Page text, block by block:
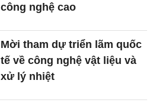
công nghệ cao
Mời tham dự triển lãm quốc
tế về công nghệ vật liệu và
xử lý nhiệt